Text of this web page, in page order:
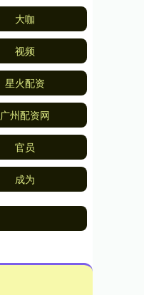
大咖
视频
星火配资
广州配资网
官员
成为